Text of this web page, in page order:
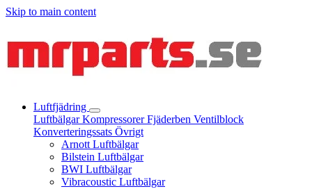
Skip to main content
Luftfjädring
LuftbälgarKompressorerFjäderben Ventilblock
Konverteringssats Övrigt
Arnott Luftbälgar
Bilstein Luftbälgar
BWI Luftbälgar
Vibracoustic Luftbälgar